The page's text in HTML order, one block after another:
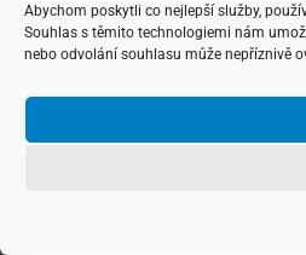
Abychom poskytli co nejlepší služby,
Souhlas s těmito technologiemi nám
nebo odvolání souhlasu může nepříznivě